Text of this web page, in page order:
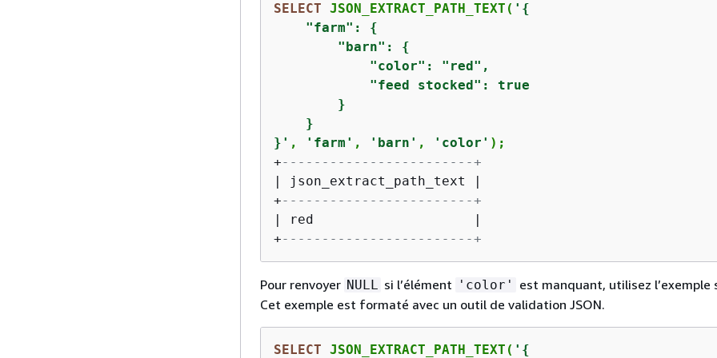
SELECT JSON_EXTRACT_PATH_TEXT( ' {
    "farm":
{
        "barn":
{
            "color": "red",
            "feed stocked": true
        }
    }
}' , 'farm' , 'barn' , 'color' );
+------------------------+
|
json_extract_path_text
|
+------------------------+
|
red
|
+------------------------+
Pour renvoyer NULL si l’élément 'color'
est manquant, utilisez l’exemple
Cet exemple est formaté avec un outil de validation JSON.
SELECT JSON_EXTRACT_PATH_TEXT( ' {